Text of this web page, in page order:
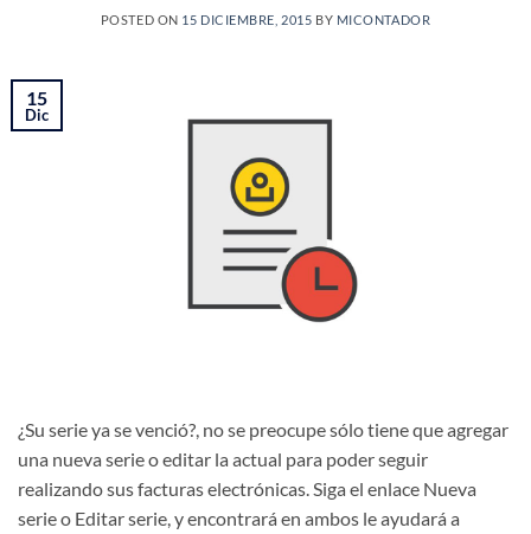
POSTED ON 15 DICIEMBRE, 2015 BY MICONTADOR
15
Dic
¿Su serie ya se venció?, no se preocupe sólo tiene que agregar
una nueva serie o editar la actual para poder seguir
realizando sus facturas electrónicas. Siga el enlace Nueva
serie o Editar serie, y encontrará en ambos le ayudará a